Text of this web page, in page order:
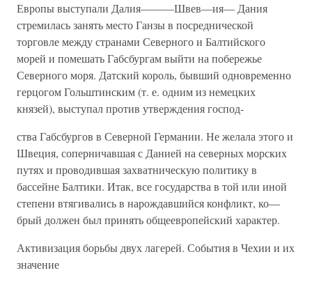
Европы выступали Далия———Швев—ия— Дания
стремилась занять место Ганзы в посреднической
торговле между странами Северного и Балтийского
морей и помешать Габсбургам выйти на побережье
Северного моря. Датский король, бывший одновременно
герцогом Гольштинским (т. е. одним из немецких
князей), выступал против утверждения господ-
ства Габсбургов в Северной Германии. Не желала этого и
Швеция, соперничавшая с Данией на северных морских
путях и проводившая захватническую политику в
бассейне Балтики. Итак, все государства в той или иной
степени втягивались в нарождавшийся конфликт, ко—
брый должен был принять общеевропейский характер.
Активизация борьбы двух лагерей. События в Чехии и их
значение